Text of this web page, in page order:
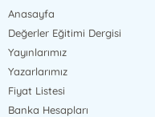
Anasayfa
Değerler Eğitimi Dergisi
Yayınlarımız
Yazarlarımız
Fiyat Listesi
Banka Hesapları